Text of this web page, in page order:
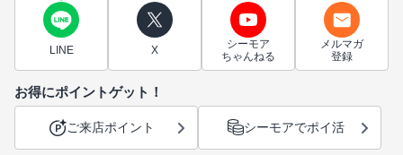
LINE X
シーモア
ちゃんねる
メルマガ
登録
お得にポイントゲット！
ご来店ポイント シーモアでポイ活